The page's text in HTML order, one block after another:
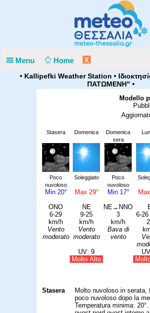
Menu Home X
• Kallipefki Weather Station •
ΠΑΤΩΜΕΝΗ" •